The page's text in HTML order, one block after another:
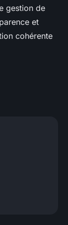
gestion de
et
cohérente